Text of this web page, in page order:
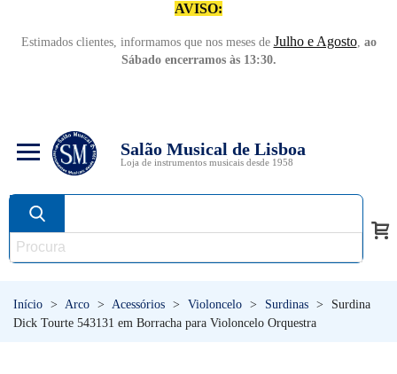
AVISO:
Estimados clientes, informamos que nos meses de Julho e Agosto, ao
Sábado encerramos às 13:30.
Salão Musical de Lisboa
Loja de instrumentos musicais desde 1958
Início > Arco > Acessórios > Violoncelo > Surdinas >
Surdina
Dick Tourte 543131 em Borracha para Violoncelo Orquestra